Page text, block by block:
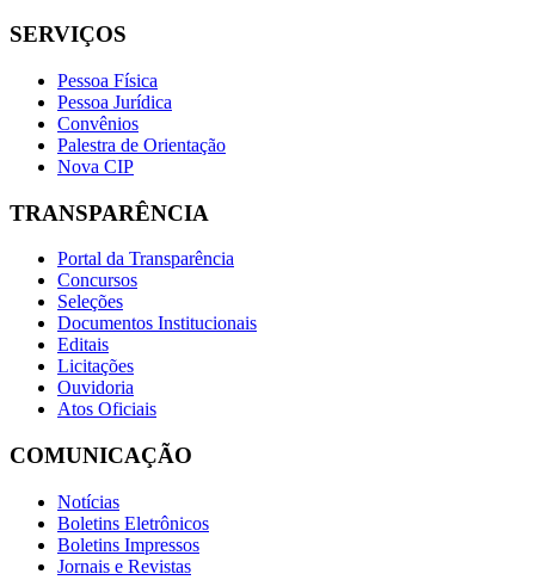
SERVIÇOS
Pessoa Física
Pessoa Jurídica
Convênios
Palestra de Orientação
Nova CIP
TRANSPARÊNCIA
Portal da Transparência
Concursos
Seleções
Documentos Institucionais
Editais
Licitações
Ouvidoria
Atos Oficiais
COMUNICAÇÃO
Notícias
Boletins Eletrônicos
Boletins Impressos
Jornais e Revistas